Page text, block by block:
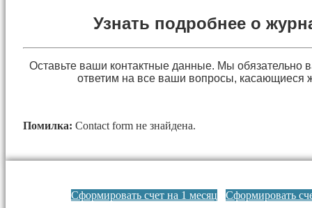
Узнать подробнее о
Оставьте ваши контактные данные. Мы обязательно
ответим на все ваши вопросы, касающиеся
Помилка: Contact form не знайдена.
Сформировать счет на 1 месяц Сформировать